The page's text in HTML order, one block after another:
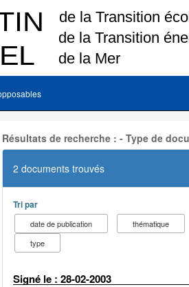
Résultats de recherche : - Type de
2 documents trouvés
Tri par
date de publication thématique
type
Signé le : 28-02-2003